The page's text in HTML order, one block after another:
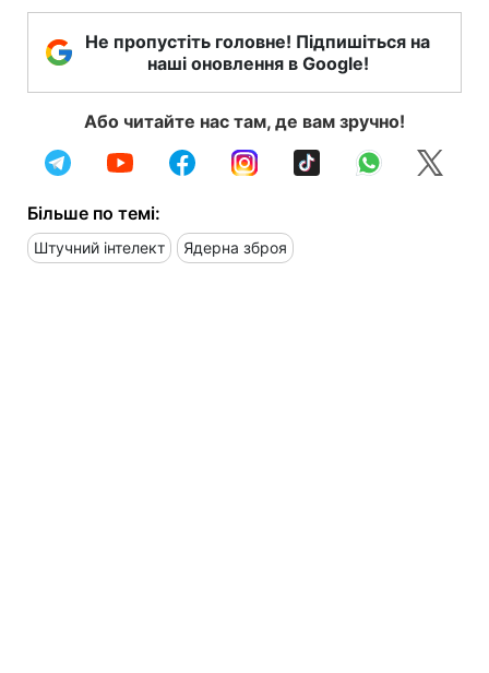
Не пропустіть головне! Підпишіться на
наші оновлення в Google!
Або читайте нас там, де вам зручно!
Більше по темі:
Штучний інтелект Ядерна зброя